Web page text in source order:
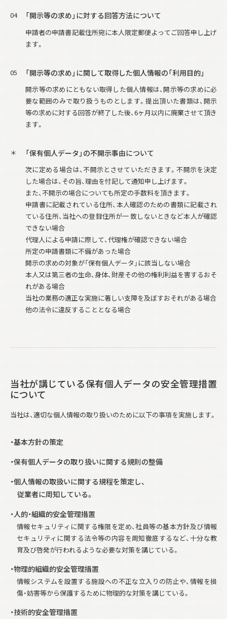
04 「開示等の求め」に対する回答方法について
申請者の申請書記載住所宛に本人限定郵便よってご回答申し上げ
ます。
05 「開示等の求め」に関して取得した個人情報の「利用目的」
開示等の求めにともない取得した個人情報は、開示等の求めに必
要な範囲のみで取り扱うものとします。提出頂いた書類は、開示
等の求めに対する回答が終了した後、6ヶ月以内に廃棄させて頂き
ます。
＊ 「保有個人データ」の不開示事由について
次に定める場合は、不開示とさせていただきます。不開示を決定
した場合は、その旨、理由を付記して通知申し上げます。
また、不開示の場合についても所定の手数料を頂きます。
申請書に記載されている住所、本人確認のための書類に記載され
ている住所、当社への登録住所が一 致しないときなど本人が確認
できない場合
代理人による申請に際して、代理権が確認できない場合
所定の申請書類に不備があった場合
開示の求めの対象が「保有個人データ」に該当しない場合
本人又は第三者の生命、身体、財産その他の権利利益を害するおそ
れがある場合
当社の業務の適正な実施に著しい支障を及ぼすおそれがある場合
他の法令に違反することとなる場合
当社が講じている保有個人データの安全管理措置
について
当社は、適切な個人情報の取り扱いのために以下の事項を実施します。
・基本方針の策定
・保有個人データの取り扱いに関する規則の整備
・個人情報の取扱いに関する規程を策定し、
従業者に周知している。
・人的・組織的安全管理措置
情報セキュリティに関する権限を定め、社員等の基本方針及び情報
セキュリティに関する法令等の内容を周知徹底するなど、十分な教
育及び啓発が行われるような必要な対策を講じている。
・物理的組織的安全管理措置
情報システムを設置する施設への不正な立入りの防止や、情報を損
傷・妨害等から保護するために物理的な対策を講じている。
・技術的安全管理措置